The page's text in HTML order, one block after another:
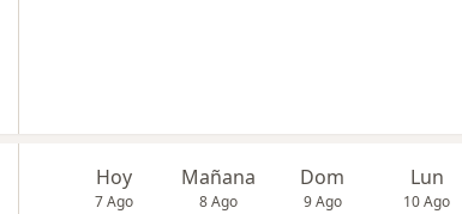
Hoy
7 Ago
Mañana
8 Ago
Dom
9 Ago
Lun
10 Ago